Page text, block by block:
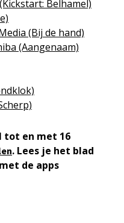
Belhamel)
(Bij de hand)
(Aangenaam)
tot en met 16
. Lees je het blad
de apps